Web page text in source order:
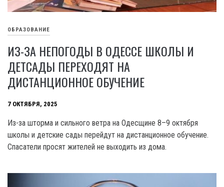
ОБРАЗОВАНИЕ
ИЗ-ЗА НЕПОГОДЫ В ОДЕССЕ ШКОЛЫ И
ДЕТСАДЫ ПЕРЕХОДЯТ НА
ДИСТАНЦИОННОЕ ОБУЧЕНИЕ
7 ОКТЯБРЯ, 2025
Из-за шторма и сильного ветра на Одесщине 8–9 октября
школы и детские сады перейдут на дистанционное обучение.
Спасатели просят жителей не выходить из дома.